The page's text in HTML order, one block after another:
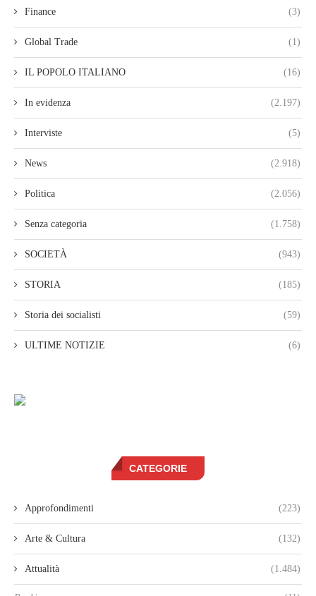
Finance (3)
Global Trade (1)
IL POPOLO ITALIANO (16)
In evidenza (2.197)
Interviste (5)
News (2.918)
Politica (2.056)
Senza categoria (1.758)
SOCIETÀ (943)
STORIA (185)
Storia dei socialisti (59)
ULTIME NOTIZIE (6)
CATEGORIE
Approfondimenti (223)
Arte & Cultura (132)
Attualità (1.484)